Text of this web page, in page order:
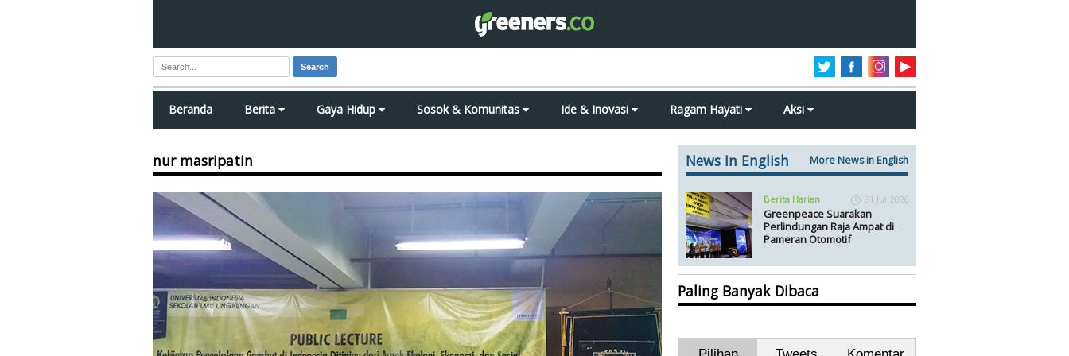
Search
Beranda Berita Gaya Hidup Sosok & Komunitas Ide & Inovasi Ragam Hayati Aksi
nur masripatin News In English More News in English
Berita Harian 31 Jul 2026
Greenpeace Suarakan
Perlindungan Raja Ampat di
Pameran Otomotif
Paling Banyak Dibaca